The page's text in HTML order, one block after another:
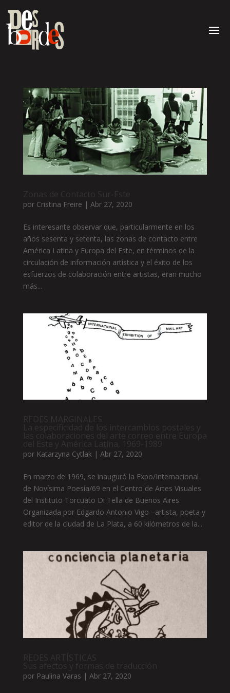
Zonas de Contacto Sur-Este
por Cristina Freire | Abr 27, 2020
Es interesante observar que, particularmente en los
años sesenta y setenta, las zonas de contacto entre
América Latina y Europa del Este, en términos de la
circulación de información artística y el éxito de los
esfuerzos de colaboración entre artistas, eran mucho
más...
REDES MARGINALES
La especificidad de los intercambios postales y
las colaboraciones del arte correo entre Europa
del Este y América Latina, 1969-1989
por Katarzyna Cytlak| Abr 27, 2020
En marzo de 1969, se inauguró la Expo/Internacional
de Novísima Poesía/69 en el Centro de Artes Visuales
del Instituto Torcuato Di Tella de Buenos Aires.
Organizada por Edgardo Antonio Vigo –artista, poeta y
editor de la ciudad de La Plata, a 60 kilómetros de la...
REDES ARTÍSTICAS
Sus afectos y formas de traducción
por Paulina Varas | Abr 27, 2020